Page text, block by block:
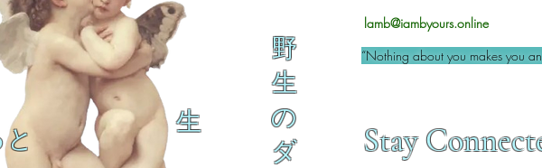
生
lamb@iambyours.online
野
生
の
ダ
“Nothing about you makes you
Stay